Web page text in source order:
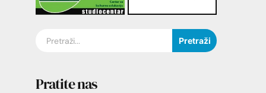
Pretraži
Pratite nas